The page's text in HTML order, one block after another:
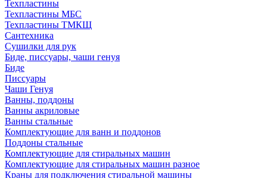
Техпластины
Техпластины МБС
Техпластины ТМКЩ
Сантехника
Сушилки для рук
Биде, писсуары, чаши генуя
Биде
Писсуары
Чаши Генуя
Ванны, поддоны
Ванны акриловые
Ванны стальные
Комплектующие для ванн и поддонов
Поддоны стальные
Комплектующие для стиральных машин
Комплектующие для стиральных машин разное
Краны для подключения стиральной машины